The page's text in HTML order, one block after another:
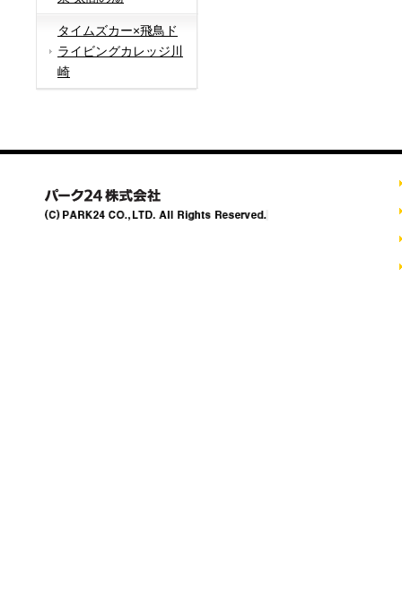
タイムズカー×飛鳥ド
ライビングカレッジ川
崎